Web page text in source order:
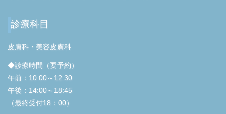
診療科目
皮膚科・美容皮膚科
◆診療時間（要予約）
午前：10:00～12:30
午後：14:00～18:45
（最終受付18：00）